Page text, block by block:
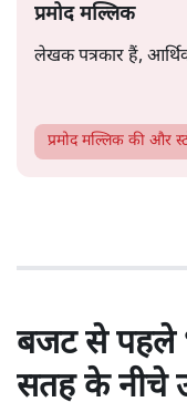
प्रमोद मल्लिक
लेखक पत्रकार हैं,
प्रमोद मल्लिक की और
बजट से पहले
सतह के नीचे